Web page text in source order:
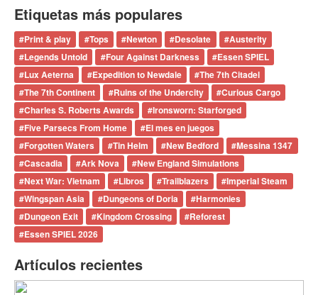
Etiquetas más populares
#Print & play #Tops #Newton #Desolate #Austerity
#Legends Untold #Four Against Darkness #Essen SPIEL
#Lux Aeterna #Expedition to Newdale #The 7th Citadel
#The 7th Continent #Ruins of the Undercity #Curious Cargo
#Charles S. Roberts Awards #Ironsworn: Starforged
#Five Parsecs From Home #El mes en juegos
#Forgotten Waters #Tin Helm #New Bedford #Messina 1347
#Cascadia #Ark Nova #New England Simulations
#Next War: Vietnam #Libros #Trailblazers #Imperial Steam
#Wingspan Asia #Dungeons of Doria #Harmonies
#Dungeon Exit #Kingdom Crossing #Reforest
#Essen SPIEL 2026
Artículos recientes